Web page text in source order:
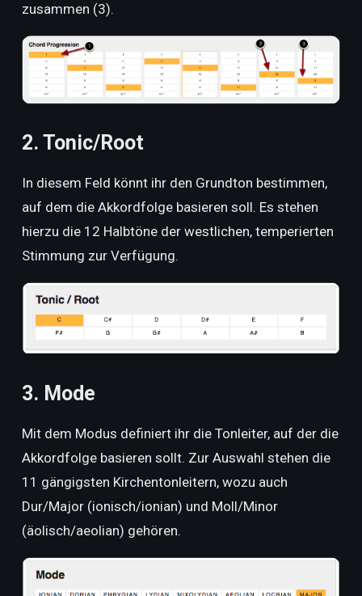
zusammen (3).
2. Tonic/Root
In diesem Feld könnt ihr den Grundton bestimmen,
auf dem die Akkordfolge basieren soll. Es stehen
hierzu die 12 Halbtöne der westlichen, temperierten
Stimmung zur Verfügung.
3. Mode
Mit dem Modus definiert ihr die Tonleiter, auf der die
Akkordfolge basieren sollt. Zur Auswahl stehen die
11 gängigsten Kirchentonleitern, wozu auch
Dur/Major (ionisch/ionian) und Moll/Minor
(äolisch/aeolian) gehören.